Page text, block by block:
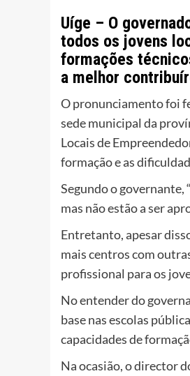
Uíge – O
todos os jovens
formações
a melhor
O pronunciamento foi
sede municipal da
Locais de
formação e as
Segundo o governante,
mas não estão a ser
Entretanto, apesar
mais centros com
profissional para os
No entender do
base nas escolas
capacidades de
Na ocasião, o director